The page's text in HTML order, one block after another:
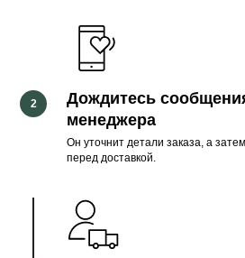
Дождитесь
менеджера
Он уточнит детали заказа, а
перед доставкой.